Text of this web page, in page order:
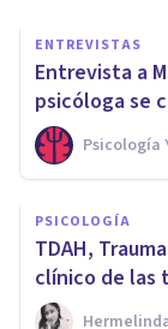
ENTREVISTAS
Entrevista a
psicóloga se
Psicología
PSICOLOGÍA
TDAH,
clínico de las